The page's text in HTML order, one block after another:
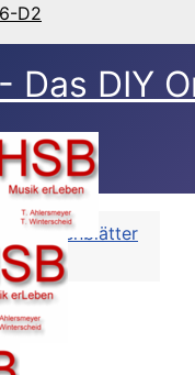
D2
Das DIY
Datenblätter
-